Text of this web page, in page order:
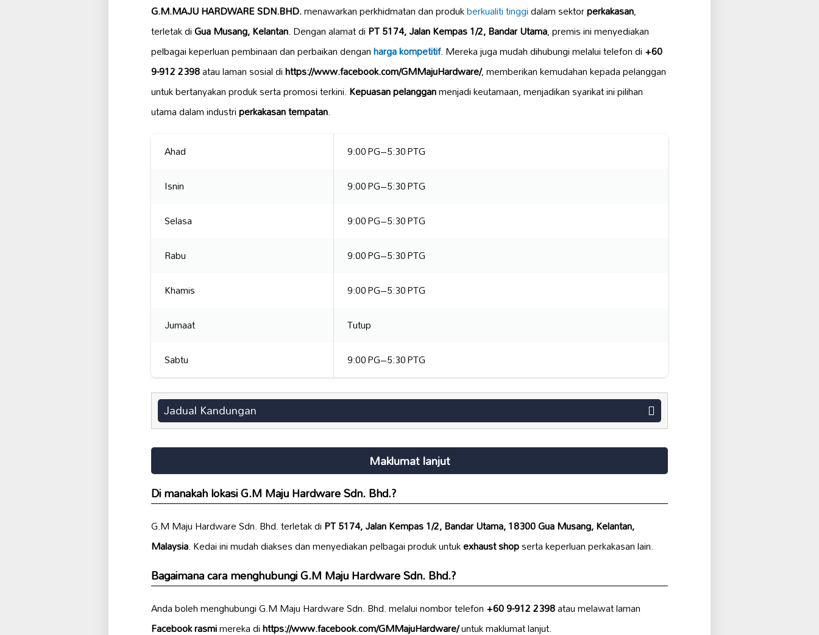
G.M.MAJU HARDWARE SDN.BHD.menawarkan perkhidmatan dan produkberkualiti tinggidalam sektorperkakasan,
terletak diGua Musang, Kelantan. Dengan alamat diPT 5174, Jalan Kempas 1/2, Bandar Utama, premis ini menyediakan
pelbagai keperluan pembinaan dan perbaikan denganharga kompetitif. Mereka juga mudah dihubungi melalui telefon di+60
9-912 2398atau laman sosial dihttps://www.facebook.com/GMMajuHardware/, memberikan kemudahan kepada pelanggan
untuk bertanyakan produk serta promosi terkini.Kepuasan pelangganmenjadi keutamaan, menjadikan syarikat ini pilihan
utama dalam industriperkakasan tempatan.
Ahad
9:00 PG–5:30 PTG
Isnin
9:00 PG–5:30 PTG
Selasa
9:00 PG–5:30 PTG
Rabu
9:00 PG–5:30 PTG
Khamis
9:00 PG–5:30 PTG
Jumaat
Tutup
Sabtu
9:00 PG–5:30 PTG
Jadual Kandungan
Maklumat lanjut
Di manakah lokasi G.M Maju Hardware Sdn. Bhd.?
G.M Maju Hardware Sdn. Bhd. terletak diPT 5174, Jalan Kempas 1/2, Bandar Utama, 18300 Gua Musang, Kelantan,
Malaysia. Kedai ini mudah diakses dan menyediakan pelbagai produk untukexhaust shopserta keperluan perkakasan lain.
Bagaimana cara menghubungi G.M Maju Hardware Sdn. Bhd.?
Anda boleh menghubungi G.M Maju Hardware Sdn. Bhd. melalui nombor telefon+60 9-912 2398atau melawat laman
Facebook rasmimereka dihttps://www.facebook.com/GMMajuHardware/untuk maklumat lanjut.